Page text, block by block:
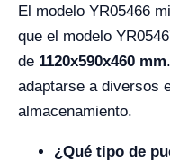
El modelo YR05466
que el modelo
de 1120x590x460 mm
adaptarse a diversos
almacenamiento.
¿Qué tipo de